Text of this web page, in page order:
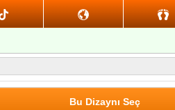
Bu Dizaynı Seç